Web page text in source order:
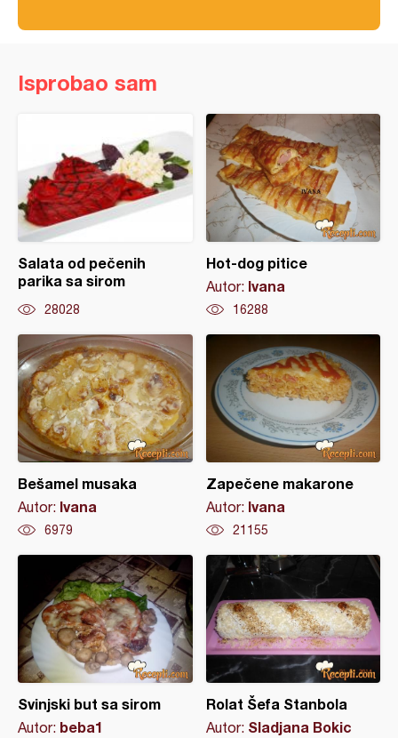
Isprobao sam
Salata od pečenih
parika sa sirom
28028
Hot-dog pitice
Autor: Ivana
16288
Bešamel musaka
Autor: Ivana
6979
Zapečene makarone
Autor: Ivana
21155
Svinjski but sa sirom
Autor: beba1
Rolat Šefa Stanbola
Autor: Sladjana Bokic